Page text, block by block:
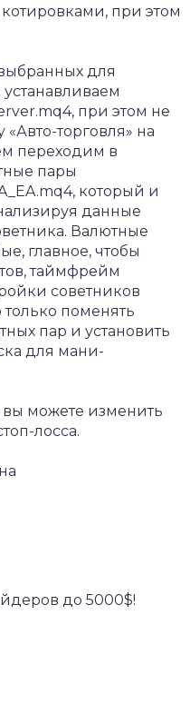
при этом
для
при этом не
торговля» на
переходим в
пары
который и
данные
Валютные
главное, чтобы
таймфрейм
советников
поменять
пар и установить
для мани-
можете изменить
лосса.
до 5000$!